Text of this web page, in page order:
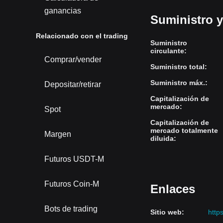
ganancias
Relacionado con el trading
Comprar/vender
Depositar/retirar
Spot
Margen
Futuros USDT-M
Futuros Coin-M
Bots de trading
Suministro
Suministro
circulante:
Suministro total:
Suministro máx.:
Capitalización de
mercado:
Capitalización de
mercado totalmente
diluida:
Enlaces
Sitio web: